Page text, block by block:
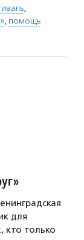
,
, помощь
для
кто только